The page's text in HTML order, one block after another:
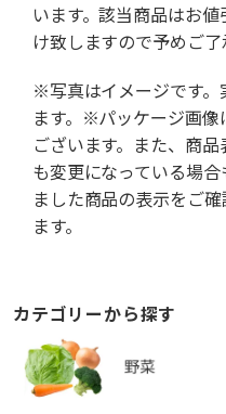
います。該当商品はお
け致しますので予めご了
※写真はイメージです。
ます。※パッケージ画像
ございます。また、商
も変更になっている場
ました商品の表示をご
ます。
カテゴリーから探す